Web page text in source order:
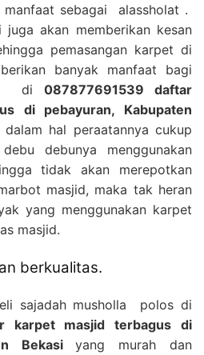
sebagai alassholat .
juga akan memberikan kesan
pemasangan karpet di
banyak manfaat bagi
di087877691539 daftar
di pebayuran, Kabupaten
hal peraatannya cukup
debunya menggunakan
tidak akan merepotkan
masjid, maka tak heran
yang menggunakan karpet
masjid.
berkualitas.
sajadah musholla polos di
karpet masjid terbagus di
Bekasiyang murah dan